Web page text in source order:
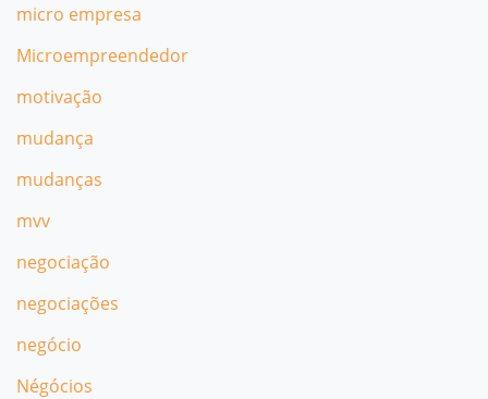
micro empresa
Microempreendedor
motivação
mudança
mudanças
mvv
negociação
negociações
negócio
Négócios